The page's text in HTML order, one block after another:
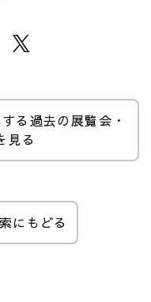
る過去の展覧会・
見る
にもどる